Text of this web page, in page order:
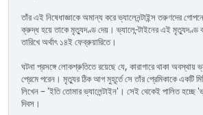
তাঁর এই নিষেধাজ্ঞাকে অমান্য করে ভ্যালেনন্টাইন্স তরুণদের
ক্রুদ্ধ হয়ে তাকে মৃত্যুদণ্ড দেয়। ভ্যালে-ন্টাইনের এই মৃত্যুদণ্ড
তারিখে অর্থাৎ ১৪ই ফেব্রুয়ারিতে।
ঘটনা প্রসঙ্গে লোকশ্রুতিতে রয়েছে যে, কারাগারে থাকা অবস্থায়
প্রেমে পরেন। মৃত্যুর ঠিক আগ মুহূর্তে সে তাঁর প্রেমিকাকে একটি
লিখেন – 'ইতি তোমার ভ্যালেন্টাইন'। সেই থেকেই পালিত হচ্ছে
দিবস।